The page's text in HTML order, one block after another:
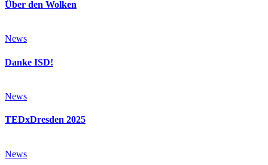
Über den Wolken
News
Danke ISD!
News
TEDxDresden 2025
News